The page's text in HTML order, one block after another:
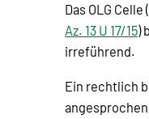
Das OLG Celle (
Az. 13 U 17/15)
irreführend.
Ein rechtlich